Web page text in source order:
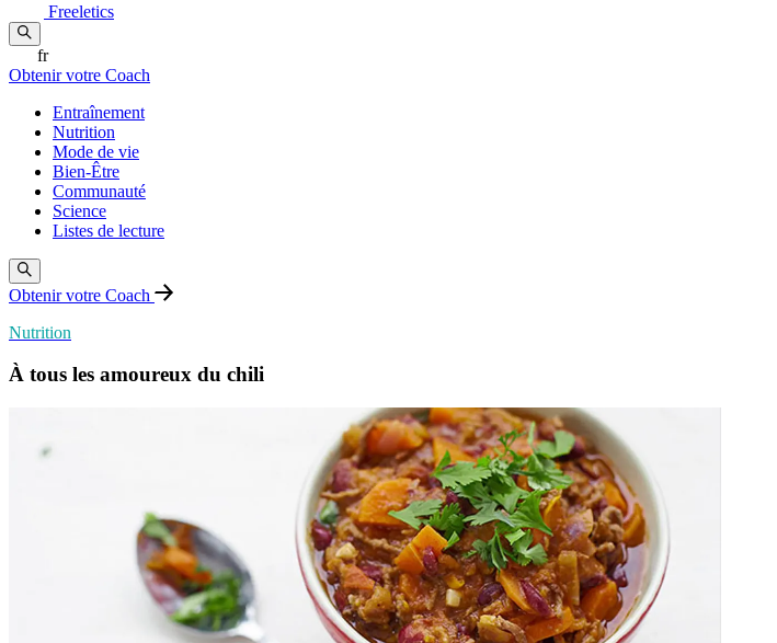
Freeletics
fr
Obtenir votre Coach
Entraînement
Nutrition
Mode de vie
Bien-Être
Communauté
Science
Listes de lecture
Obtenir votre Coach
Nutrition
À tous les amoureux du chili